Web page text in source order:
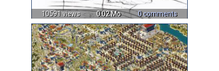
10591 views 0.02 Mo 0 comments